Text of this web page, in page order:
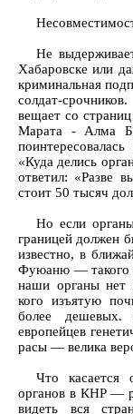
Не
Хабаровске или
криминальная
солдат-
вещает со
Марата - Алма
«Куда делись
ответил: «Разве
стоит 50 тысяч
Но если
границей должен
известно, в
Фуюаню — такого
наши органы нет
кого изъятую
более
европейцев
расы — велика
Что касается
органов в КНР —
видеть вся